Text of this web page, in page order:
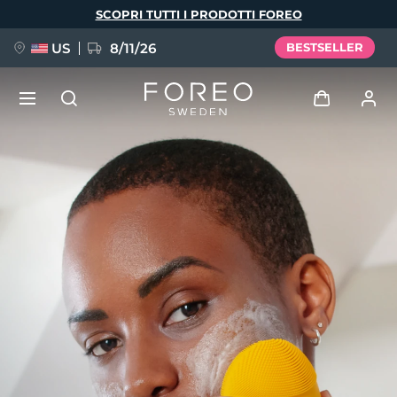
SCOPRI TUTTI I PRODOTTI FOREO
US 8/11/26 BESTSELLER
Profilo utente
I miei dispositivi
I miei ordini
I miei indirizzi
I miei abbonamenti
NUOVO
FAQ™ Pure Beauty-Tech Elixir
BREAKING NEWS
issa™ Teeth Whitening Set
Lingua
English Deutsch
Español
Français
Italiano
Português
Svenska
Русский
Türkçe
简体中文 繁體中文